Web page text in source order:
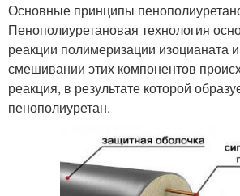
Основные принципы
Пенополиуретановая технология
реакции полимеризации изоцианата
смешивании этих компонентов
реакция, в результате которой
пенополиуретан.